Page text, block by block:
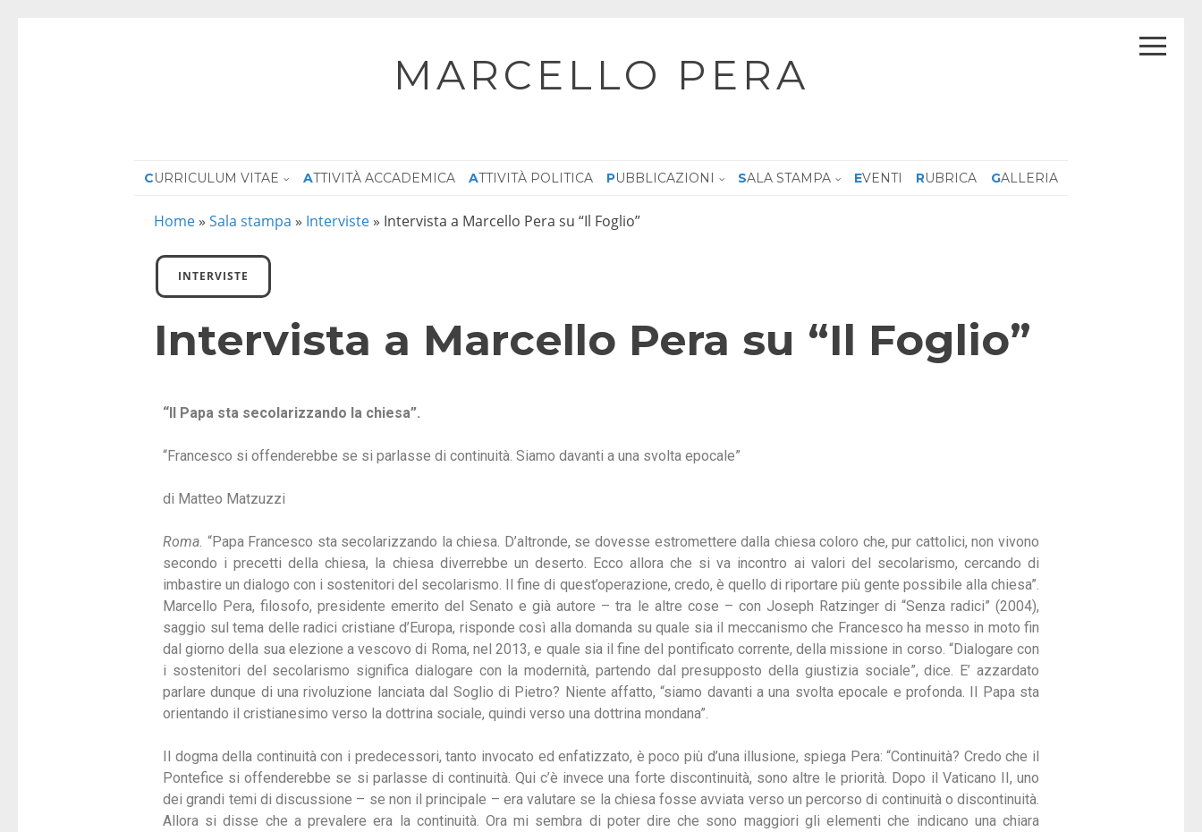
MARCELLO PERA
CURRICULUM VITAE ATTIVITÀ ACCADEMICA ATTIVITÀ POLITICA PUBBLICAZIONI SALA STAMPA EVENTI RUBRICA GALLERIA
Home » Sala stampa » Interviste » Intervista a Marcello Pera su “Il Foglio”
INTERVISTE
Intervista a Marcello Pera su “Il Foglio”
“Il Papa sta secolarizzando la chiesa”.
“Francesco si offenderebbe se si parlasse di continuità. Siamo davanti a una svolta epocale”
di Matteo Matzuzzi
Roma. “Papa Francesco sta secolarizzando la chiesa. D’altronde, se dovesse estromettere dalla chiesa coloro che, pur cattolici, non vivono
secondo i precetti della chiesa, la chiesa diverrebbe un deserto. Ecco allora che si va incontro ai valori del secolarismo, cercando di
imbastire un dialogo con i sostenitori del secolarismo. Il fine di quest’operazione, credo, è quello di riportare più gente possibile alla chiesa”.
Marcello Pera, filosofo, presidente emerito del Senato e già autore – tra le altre cose – con Joseph Ratzinger di “Senza radici” (2004),
saggio sul tema delle radici cristiane d’Europa, risponde così alla domanda su quale sia il meccanismo che Francesco ha messo in moto fin
dal giorno della sua elezione a vescovo di Roma, nel 2013, e quale sia il fine del pontificato corrente, della missione in corso. “Dialogare con
i sostenitori del secolarismo significa dialogare con la modernità, partendo dal presupposto della giustizia sociale”, dice. E’ azzardato
parlare dunque di una rivoluzione lanciata dal Soglio di Pietro? Niente affatto, “siamo davanti a una svolta epocale e profonda. Il Papa sta
orientando il cristianesimo verso la dottrina sociale, quindi verso una dottrina mondana”.
Il dogma della continuità con i predecessori, tanto invocato ed enfatizzato, è poco più d’una illusione, spiega Pera: “Continuità? Credo che il
Pontefice si offenderebbe se si parlasse di continuità. Qui c’è invece una forte discontinuità, sono altre le priorità. Dopo il Vaticano II, uno
dei grandi temi di discussione – se non il principale – era valutare se la chiesa fosse avviata verso un percorso di continuità o discontinuità.
Allora si disse che a prevalere era la continuità. Ora mi sembra di poter dire che sono maggiori gli elementi che indicano una chiara